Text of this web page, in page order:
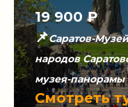
19 900 ₽
📌Саратов-
народов
музея-панорамы
Смотреть